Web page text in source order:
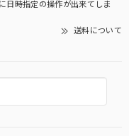
日時指定の操作が出来てしま
送料について